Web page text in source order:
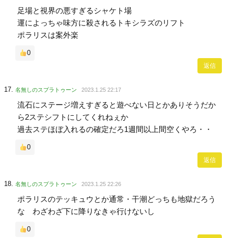
足場と視界の悪すぎるシャケト場
運によっちゃ味方に殺されるトキシラズのリフト
ポラリスは案外楽
0
返信
名無しのスプラトゥーン 2023.1.25 22:17
流石にステージ増えすぎると遊べない日とかありそうだか
ら2ステシフトにしてくれねぇか
過去ステほぼ入れるの確定だろ1週間以上間空くやろ・・
0
返信
名無しのスプラトゥーン 2023.1.25 22:26
ポラリスのテッキュウとか通常・干潮どっちも地獄だろう
な わざわざ下に降りなきゃ行けないし
0